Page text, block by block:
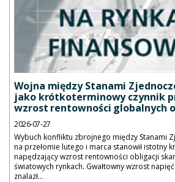
Wojna między Stanami
jako krótkoterminowy czynnik
wzrost rentowności globalnych
2026-07-27
Wybuch konfliktu zbrojnego między Stanami
na przełomie lutego i marca stanowił istotny
napędzający wzrost rentowności obligacji
światowych rynkach. Gwałtowny wzrost
znalazł...